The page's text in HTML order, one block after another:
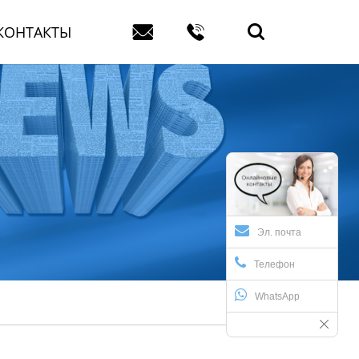
  
Эл. почта
Телефон
WhatsApp